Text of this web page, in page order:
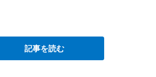
記事を読む